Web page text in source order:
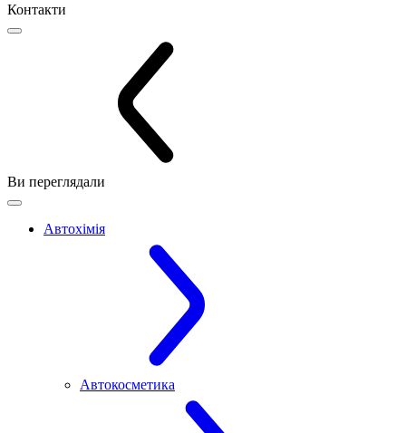
Контакти
Ви переглядали
Автохімія
Автокосметика